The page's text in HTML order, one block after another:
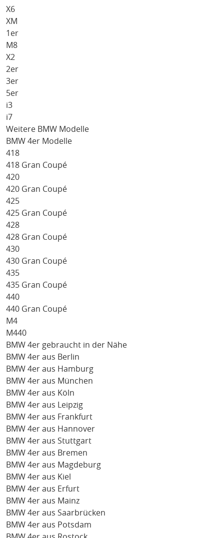
X6
XM
1er
M8
X2
2er
3er
5er
i3
i7
Weitere BMW Modelle
BMW 4er Modelle
418
418 Gran Coupé
420
420 Gran Coupé
425
425 Gran Coupé
428
428 Gran Coupé
430
430 Gran Coupé
435
435 Gran Coupé
440
440 Gran Coupé
M4
M440
BMW 4er gebraucht in der Nähe
BMW 4er aus Berlin
BMW 4er aus Hamburg
BMW 4er aus München
BMW 4er aus Köln
BMW 4er aus Leipzig
BMW 4er aus Frankfurt
BMW 4er aus Hannover
BMW 4er aus Stuttgart
BMW 4er aus Bremen
BMW 4er aus Magdeburg
BMW 4er aus Kiel
BMW 4er aus Erfurt
BMW 4er aus Mainz
BMW 4er aus Saarbrücken
BMW 4er aus Potsdam